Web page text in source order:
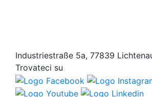
Industriestraße 5a, 77839
Trovateci su